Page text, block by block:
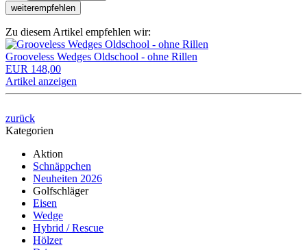
weiterempfehlen
Zu diesem Artikel empfehlen wir:
Grooveless Wedges Oldschool - ohne Rillen
EUR 148,00
Artikel anzeigen
zurück
Kategorien
Aktion
Schnäppchen
Neuheiten 2026
Golfschläger
Eisen
Wedge
Hybrid / Rescue
Hölzer